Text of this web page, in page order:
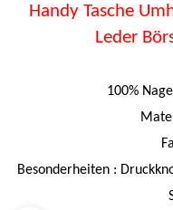
Handy Tasche
Leder
100%
Besonderheiten :